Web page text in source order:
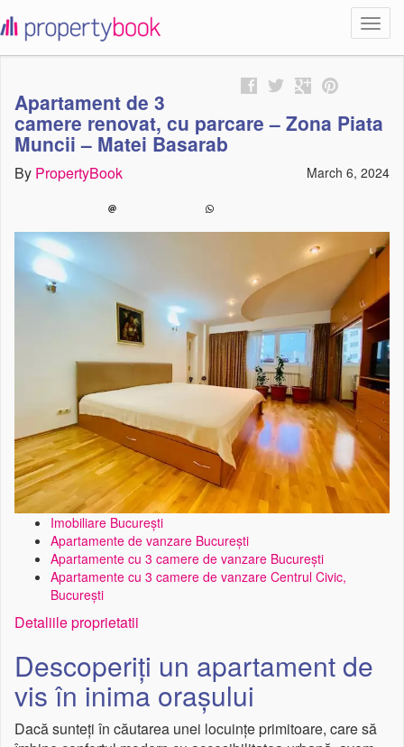
propertybook
Apartament de 3
camere renovat, cu parcare – Zona Piata
Muncii – Matei Basarab
March 6, 2024
By PropertyBook
Imobiliare București
Apartamente de vanzare București
Apartamente cu 3 camere de vanzare București
Apartamente cu 3 camere de vanzare Centrul Civic,
București
Detaliile proprietatii
Descoperiți un apartament de
vis în inima orașului
Dacă sunteți în căutarea unei locuințe primitoare, care să